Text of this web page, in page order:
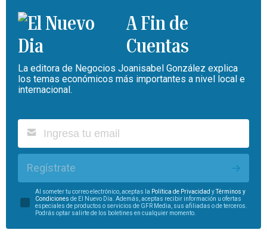
A Fin de
Cuentas
La editora de Negocios Joanisabel González explica
los temas económicos más importantes a nivel local e
internacional.
Regístrate
Al someter tu correo electrónico, aceptas la Política de Privacidad yTérminos y
Condiciones de El Nuevo Día. Además, aceptas recibir información u ofertas
especiales de productos o servicios de GFR Media, sus afiliadas o de terceros.
Podrás optar salirte de los boletines en cualquier momento.